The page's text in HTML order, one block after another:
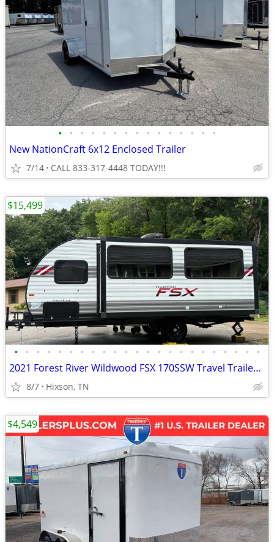
• • • • • • • • • • • • • • •
New NationCraft 6x12 Enclosed Trailer
7/14 CALL 833-317-4448 TODAY!!!
• • • • • • • • • • • • • • • • • • • • • • •
2021 Forest River Wildwood FSX 170SSW Travel Trailer — $1000 discount
8/7 Hixson, TN
$15,499
$4,549